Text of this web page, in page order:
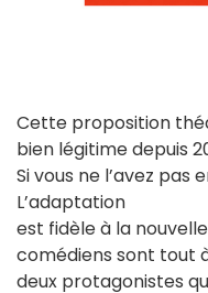
Cette proposition
bien légitime depuis
Si vous ne l’avez pas
L’adaptation
est fidèle à la
comédiens sont tout
deux protagonistes